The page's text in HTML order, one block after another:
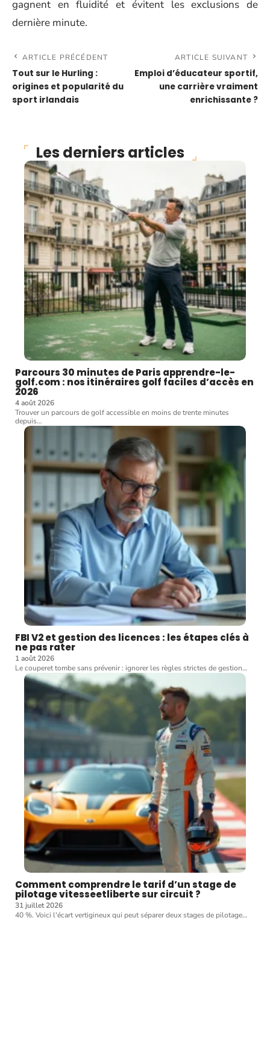
gagnent en fluidité et évitent les exclusions de
dernière minute.
ARTICLE PRÉCÉDENT
Tout sur le Hurling :
origines et popularité du
sport irlandais
ARTICLE SUIVANT
Emploi d’éducateur sportif,
une carrière vraiment
enrichissante ?
Les derniers articles
Parcours 30 minutes de Paris apprendre-le-
golf.com : nos itinéraires golf faciles d’accès en
2026
4 août 2026
Trouver un parcours de golf accessible en moins de trente minutes
depuis…
FBI V2 et gestion des licences : les étapes clés à
ne pas rater
1 août 2026
Le couperet tombe sans prévenir : ignorer les règles strictes de gestion…
Comment comprendre le tarif d’un stage de
pilotage vitesseetliberte sur circuit ?
31 juillet 2026
40 %. Voici l'écart vertigineux qui peut séparer deux stages de pilotage…